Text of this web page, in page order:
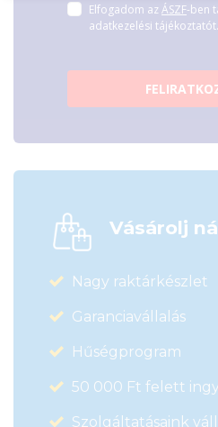
Elfogadom azÁSZF-ben
adatkezelési tájékoztatót.
Vásárolj
Nagy raktárkészlet
Garanciavállalás
Hűségprogram
50 000 Ft felett
Szolgáltatásaink